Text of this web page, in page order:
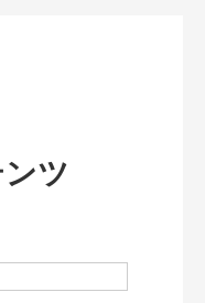
ツ